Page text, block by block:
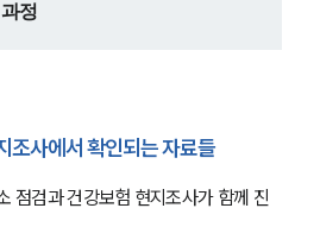
정
조사에서 확인되는 자료들
점검과 건강보험 현지조사가 함께 진